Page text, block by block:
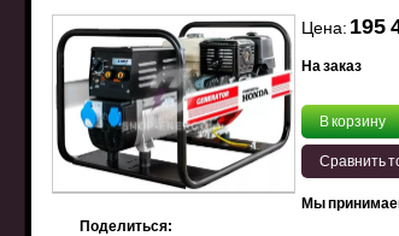
Цена: 195
На заказ
В корзину
Сравнить
Мы
Поделиться: